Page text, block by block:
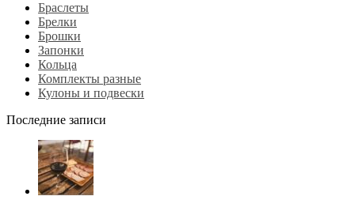
Браслеты
Брелки
Брошки
Запонки
Кольца
Комплекты разные
Кулоны и подвески
Последние записи